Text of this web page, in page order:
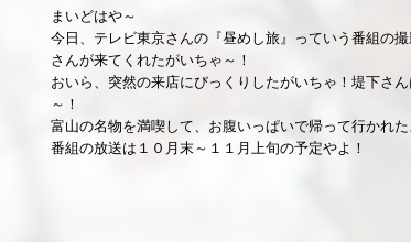
まいどはや～
今日、テレビ東京さんの『昼めし旅』っていう番組の
さんが来てくれたがいちゃ～！
おいら、突然の来店にびっくりしたがいちゃ！堤下さ
～！
富山の名物を満喫して、お腹いっぱいで帰って行かれた
番組の放送は１０月末～１１月上旬の予定やよ！